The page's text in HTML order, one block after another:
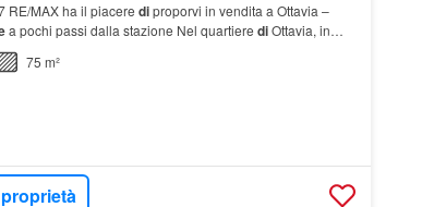
RE/MAX ha il piacere diproporvi in vendita a Ottavia –
a pochi passi dalla stazione Nel quartiere diOttavia, in
75 m²